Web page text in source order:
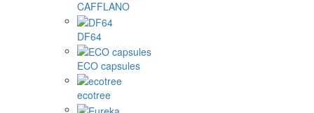
CAFFLANO
DF64
ECO capsules
ecotree